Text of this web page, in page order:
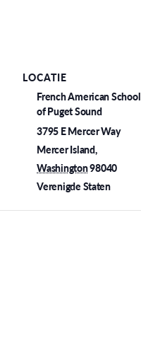
LOCATIE
French American School
of Puget Sound
3795 E Mercer Way
Mercer Island,
Washington98040
Verenigde Staten